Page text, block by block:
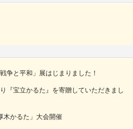
争と平和」展はじまりました！
『宝立かるた』を寄贈していただきまし
かるた」大会開催